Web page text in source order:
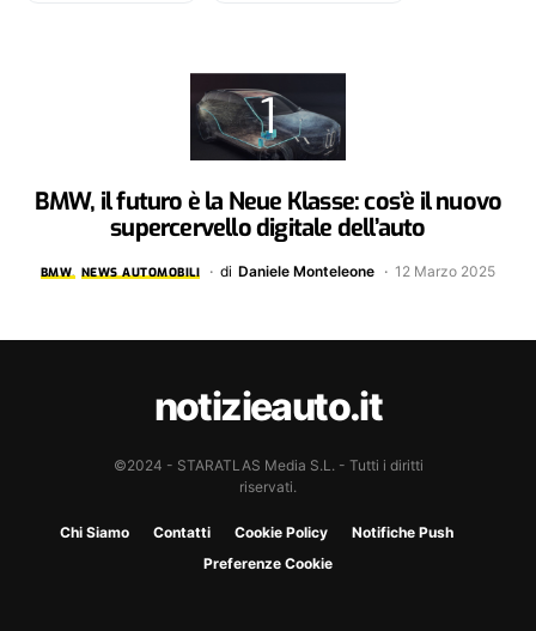
BMW, il futuro è la Neue Klasse: cos’è il nuovo
supercervello digitale dell’auto
BMW NEWS AUTOMOBILI di Daniele Monteleone 12 Marzo 2025
notizieauto.it
©2024 - STARATLAS Media S.L. - Tutti i diritti
riservati.
Chi Siamo Contatti Cookie Policy
Notifiche Push
Preferenze Cookie